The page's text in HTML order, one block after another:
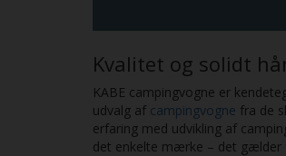
Kvalitet og solidt
KABE campingvogne er
udvalg af campingvogne fra de
erfaring med udvikling af
det enkelte mærke – det gælder